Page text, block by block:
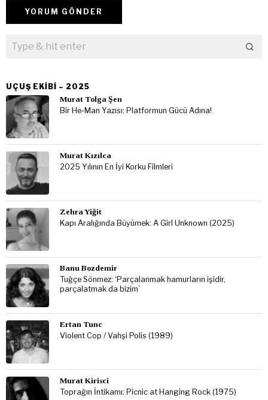
UÇUŞ EKIBI – 2025
Murat Tolga Şen
Bir He-Man Yazısı: Platformun Gücü Adına!
Murat Kızılca
2025 Yılının En İyi Korku Filmleri
Zehra Yiğit
Kapı Aralığında Büyümek: A Girl Unknown (2025)
Banu Bozdemir
Tuğçe Sönmez: ‘Parçalanmak hamurların işidir,
parçalatmak da bizim’
Ertan Tunc
Violent Cop / Vahşi Polis (1989)
Murat Kirisci
Toprağın İntikamı: Picnic at Hanging Rock (1975)